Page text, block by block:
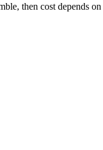
then cost depends on